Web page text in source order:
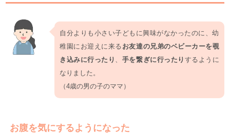
自分よりも小さい子どもに興味がなかったのに、幼
稚園にお迎えに来る お友達の兄弟のベビーカーを覗
き込みに行ったり
手を繋ぎに行ったり するように
なりました。
（4歳の男の子のママ）
お腹を気にするようになった